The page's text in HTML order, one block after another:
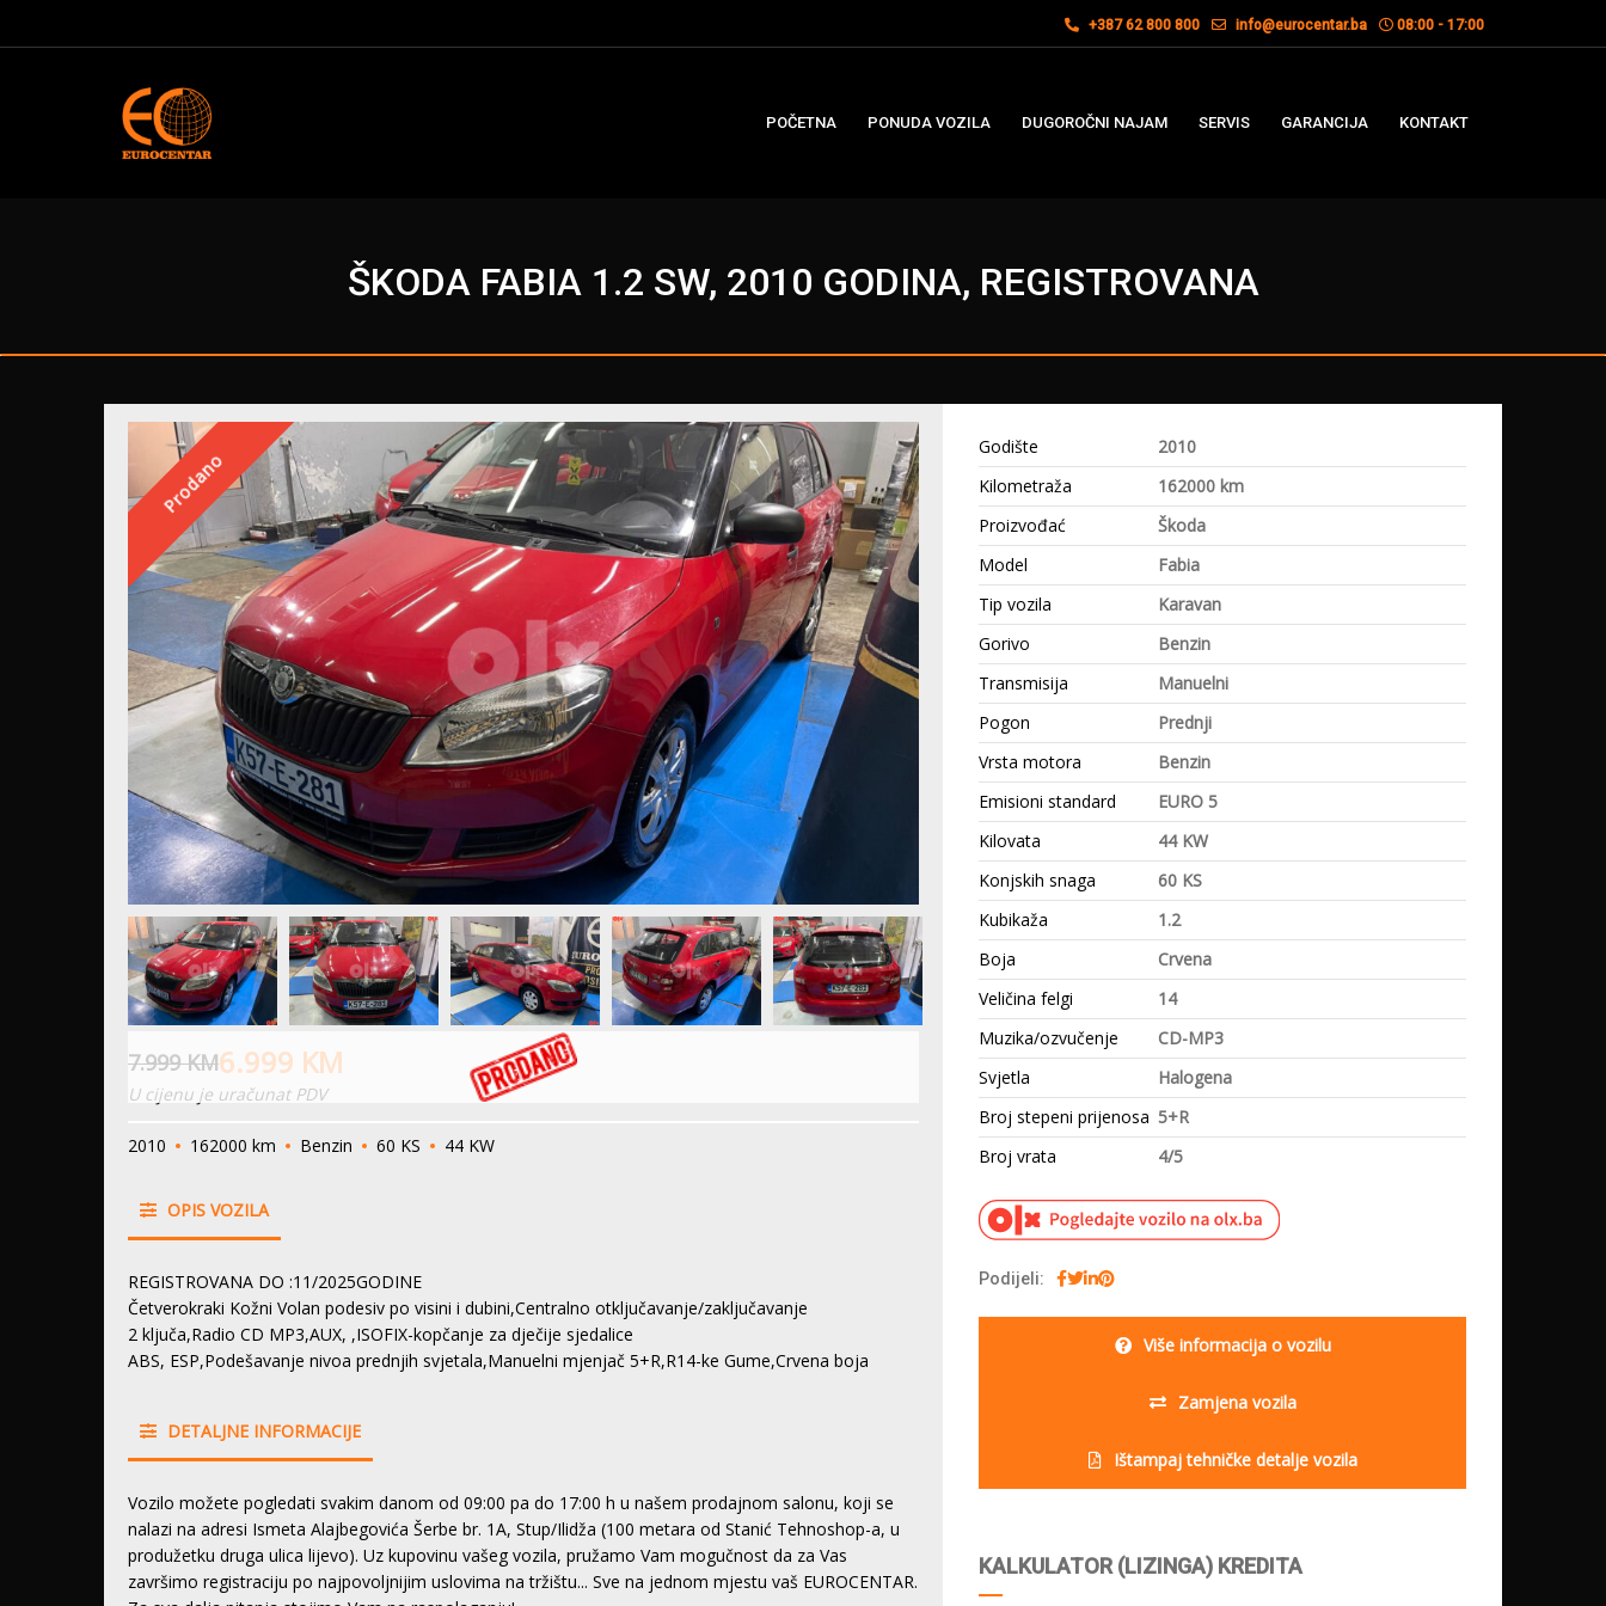
+387 62 800 800 info@eurocentar.ba 08:00 - 17:00
POČETNA PONUDA VOZILA DUGOROČNI NAJAM SERVIS GARANCIJA KONTAKT
ŠKODA FABIA 1.2 SW, 2010 GODINA, REGISTROVANA
Prodano
7.999KM6.999 KM
U cijenu je uračunat PDV
2010 162000 km Benzin 60 KS 44 KW
OPIS VOZILA
REGISTROVANA DO :11/2025GODINE
Četverokraki Kožni Volan podesiv po visini i dubini,Centralno otključavanje/zaključavanje
2 ključa,Radio CD MP3,AUX, ,ISOFIX-kopčanje za dječije sjedalice
ABS, ESP,Podešavanje nivoa prednjih svjetala,Manuelni mjenjač 5+R,R14-ke Gume,Crvena boja
DETALJNE INFORMACIJE
Vozilo možete pogledati svakim danom od 09:00 pa do 17:00 h u našem prodajnom salonu, koji se
nalazi na adresi Ismeta Alajbegovića Šerbe br. 1A, Stup/Ilidža (100 metara od Stanić Tehnoshop-a, u
produžetku druga ulica lijevo). Uz kupovinu vašeg vozila, pružamo Vam mogučnost da za Vas
završimo registraciju po najpovoljnijim uslovima na tržištu... Sve na jednom mjestu vaš EUROCENTAR.
Godište
2010
Kilometraža
162000 km
Proizvođać
Škoda
Model
Fabia
Tip vozila
Karavan
Gorivo
Benzin
Transmisija
Manuelni
Pogon
Prednji
Vrsta motora
Benzin
Emisioni standard
EURO 5
Kilovata
44 KW
Konjskih snaga
60 KS
Kubikaža
1.2
Boja
Crvena
Veličina felgi
14
Muzika/ozvučenje
CD-MP3
Svjetla
Halogena
Broj stepeni prijenosa 5+R
Broj vrata
4/5
Podijeli:
Više informacija o vozilu
Zamjena vozila
Ištampaj tehničke detalje vozila
KALKULATOR (LIZINGA) KREDITA